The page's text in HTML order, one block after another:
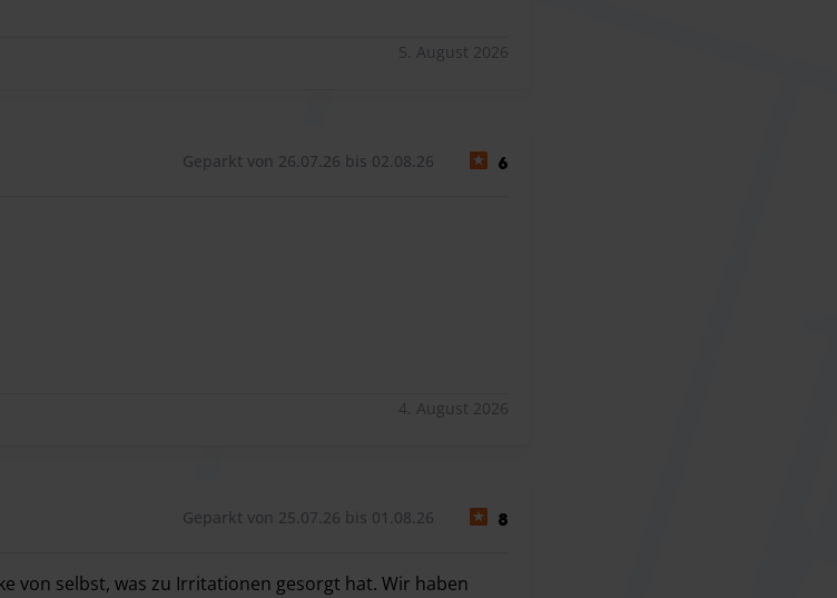
drei Fahrstühlen ausgestattet, die
5. August 2026
Geparkt von 26.07.26 bis 02.08.26 6
4. August 2026
Geparkt von 25.07.26 bis 01.08.26 8
von selbst, was zu Irritationen gesorgt hat. Wir haben